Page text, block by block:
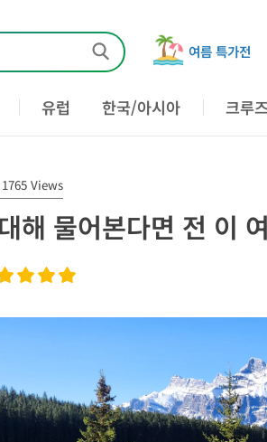
여름 특가전
유럽 한국/아시아 크루
1765 Views
해 물어본다면 전 이